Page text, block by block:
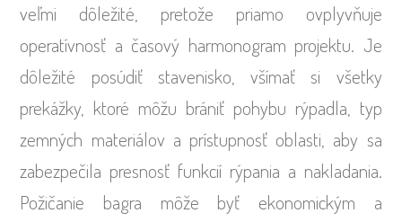
veľmi dôležité, pretože priamo ovplyvňuje
operatívnosť a časový harmonogram projektu. Je
dôležité posúdiť stavenisko, všímať si všetky
prekážky, ktoré môžu brániť pohybu rýpadla, typ
zemných materiálov a prístupnosť oblasti, aby sa
zabezpečila presnosť funkcií rýpania a nakladania.
Požičanie bagra môže byť ekonomickým a